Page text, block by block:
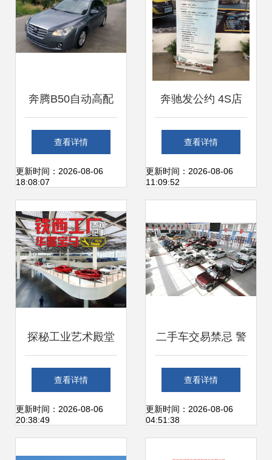
奔腾B50自动高配
星耀灰二手车交易
实测 爱卡论坛现场
肉身体验
查看详情
更新时间：2026-08-06
18:08:07
奔驰发公约 4S店
明码标价，汽车金
融服务规范化迈
查看详情
更新时间：2026-08-06
11:09:52
探秘工业艺术殿堂
华晨宝马铁西工厂
之旅与购车智慧
查看详情
更新时间：2026-08-06
20:38:49
二手车交易禁忌 警
惕陷阱，切勿盲目
购买
查看详情
更新时间：2026-08-06
04:51:38